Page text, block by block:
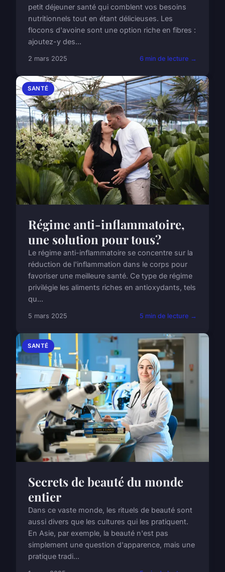
petit déjeuner santé qui comblent vos besoins
nutritionnels tout en étant délicieuses. Les
flocons d'avoine sont une option riche en fibres :
ajoutez-y des...
2 mars 2025 6 min de lecture →
SANTÉ
Régime anti-inflammatoire,
une solution pour tous?
Le régime anti-inflammatoire se concentre sur la
réduction de l'inflammation dans le corps pour
favoriser une meilleure santé. Ce type de régime
privilégie les aliments riches en antioxydants, tels
qu...
5 mars 2025 5 min de lecture →
SANTÉ
Secrets de beauté du monde
entier
Dans ce vaste monde, les rituels de beauté sont
aussi divers que les cultures qui les pratiquent.
En Asie, par exemple, la beauté n'est pas
simplement une question d'apparence, mais une
pratique tradi...